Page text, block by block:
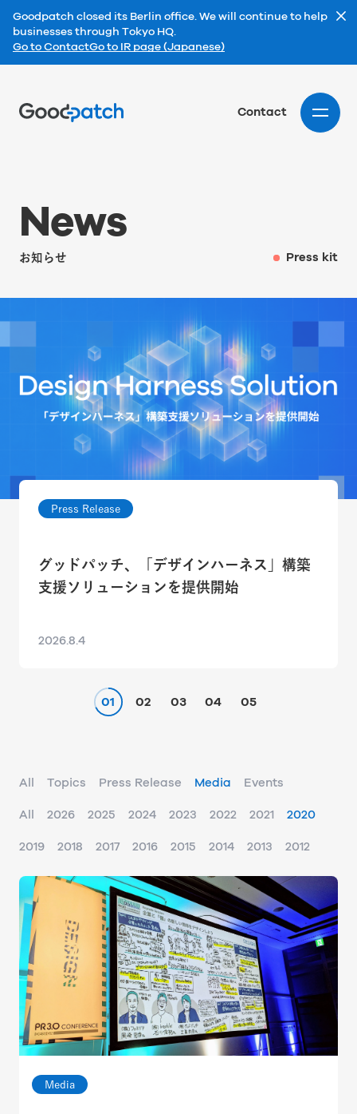
Goodpatch closed its Berlin office. We will continue to help
businesses through Tokyo HQ.
Go to ContactGo to IR page (Japanese)
Contact
News
お知らせ Press kit
Press Release
グッドパッチ、「デザインハーネス」構築
支援ソリューションを提供開始
2026.8.4
01 02 03 04 05
All Topics Press Release Media Events
All 2026 2025 2024 2023 2022 2021 2020
2019 2018 2017 2016 2015 2014 2013 2012
Media